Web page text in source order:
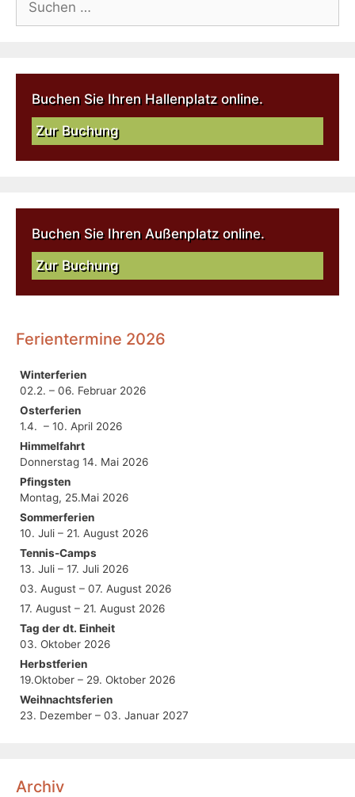
Buchen Sie Ihren Hallenplatz online.
Zur Buchung
Buchen Sie Ihren Außenplatz online.
Zur Buchung
Ferientermine 2026
Winterferien
02.2. – 06. Februar 2026
Osterferien
1.4. – 10. April 2026
Himmelfahrt
Donnerstag 14. Mai 2026
Pfingsten
Montag, 25.Mai 2026
Sommerferien
10. Juli – 21. August 2026
Tennis-Camps
13. Juli – 17. Juli 2026
03. August – 07. August 2026
17. August – 21. August 2026
Tag der dt. Einheit
03. Oktober 2026
Herbstferien
19.Oktober – 29. Oktober 2026
Weihnachtsferien
23. Dezember – 03. Januar 2027
Archiv